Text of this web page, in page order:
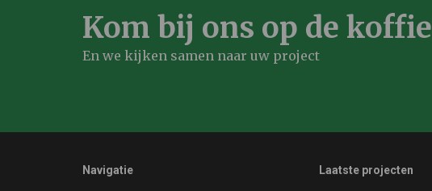
Kom bij ons op de koffie
En we kijken samen naar uw project
Navigatie Laatste projecten